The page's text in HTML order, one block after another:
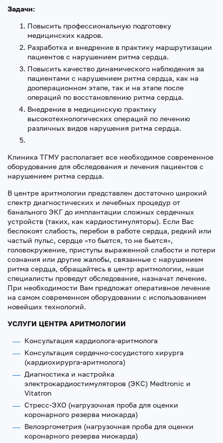
Задачи:
Повысить профессиональную подготовку
медицинских кадров.
Разработка и внедрение в практику маршрутизации
пациентов с нарушением ритма сердца.
Повысить качество динамического наблюдения за
пациентами с нарушением ритма сердца, как на
дооперационном этапе, так и на этапе после
операций по восстановлению ритма сердца.
Внедрение в медицинскую практику
высокотехнологических операций по лечению
различных видов нарушения ритма сердца.
Клиника ТГМУ располагает все необходимое современное
оборудование для обследования и лечения пациентов с
нарушением ритма сердца.
В центре аритмологии представлен достаточно широкий
спектр диагностических и лечебных процедур от
банального ЭКГ до имплантации сложных сердечных
устройств (таких, как кардиостимуляторы). Если Вас
беспокоят слабость, перебои в работе сердца, редкий или
частый пульс, сердце «то бьется, то не бьется»,
головокружение, приступы выраженной слабости и потери
сознания или другие жалобы, связанные с нарушением
ритма сердца, обращайтесь в центр аритмологии, наши
специалисты проведут обследование, назначат лечение.
При необходимости Вам предложат оперативное лечение
на самом современном оборудовании с использованием
новейших технологий.
УСЛУГИ ЦЕНТРА АРИТМОЛОГИИ
Консультация кардиолога-аритмолога
Консультация сердечно-сосудистого хирурга
(кардиохирурга-аритмолога)
Диагностика и настройка
электрокардиостимуляторов (ЭКС) Medtronic и
Vitatron
Стресс-ЭХО (нагрузочная проба для оценки
коронарного резерва миокарда)
Велоэргометрия (нагрузочная проба для оценки
коронарного резерва миокарда)